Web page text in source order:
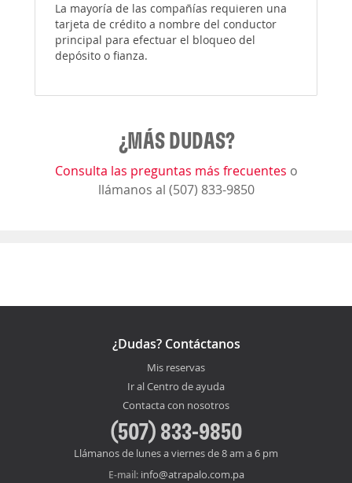
La mayoría de las compañías requieren una
tarjeta de crédito a nombre del conductor
principal para efectuar el bloqueo del
depósito o fianza.
¿MÁS DUDAS?
Consulta las preguntas más frecuentes o
llámanos al (507) 833-9850
¿Dudas? Contáctanos
Mis reservas
Ir al Centro de ayuda
Contacta con nosotros
(507) 833-9850
Llámanos de lunes a viernes de 8 am a 6 pm
E-mail: info@atrapalo.com.pa